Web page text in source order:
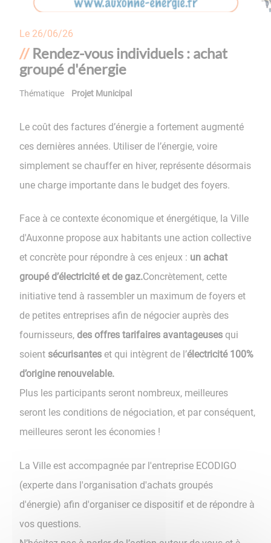
Le 26/06/26
Rendez-vous individuels : achat
groupé d'énergie
Thématique Projet Municipal
Le coût des factures d’énergie a fortement augmenté
ces dernières années. Utiliser de l’énergie, voire
simplement se chauffer en hiver, représente désormais
une charge importante dans le budget des foyers.
Face à ce contexte économique et énergétique, la Ville
d'Auxonne propose aux habitants une action collective
et concrète pour répondre à ces enjeux : un achat
groupé d’électricité et de gaz.Concrètement, cette
initiative tend à rassembler un maximum de foyers et
de petites entreprises afin de négocier auprès des
fournisseurs, des offres tarifaires avantageuses qui
soient sécurisantes et qui intègrent de l’électricité 100%
d’origine renouvelable.
Plus les participants seront nombreux, meilleures
seront les conditions de négociation, et par conséquent,
meilleures seront les économies !
La Ville est accompagnée par l'entreprise ECODIGO
(experte dans l'organisation d'achats groupés
d'énergie) afin d'organiser ce dispositif et de répondre à
vos questions.